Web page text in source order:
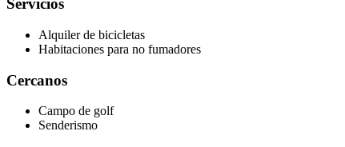
Servicios
Alquiler de bicicletas
Habitaciones para no fumadores
Cercanos
Campo de golf
Senderismo